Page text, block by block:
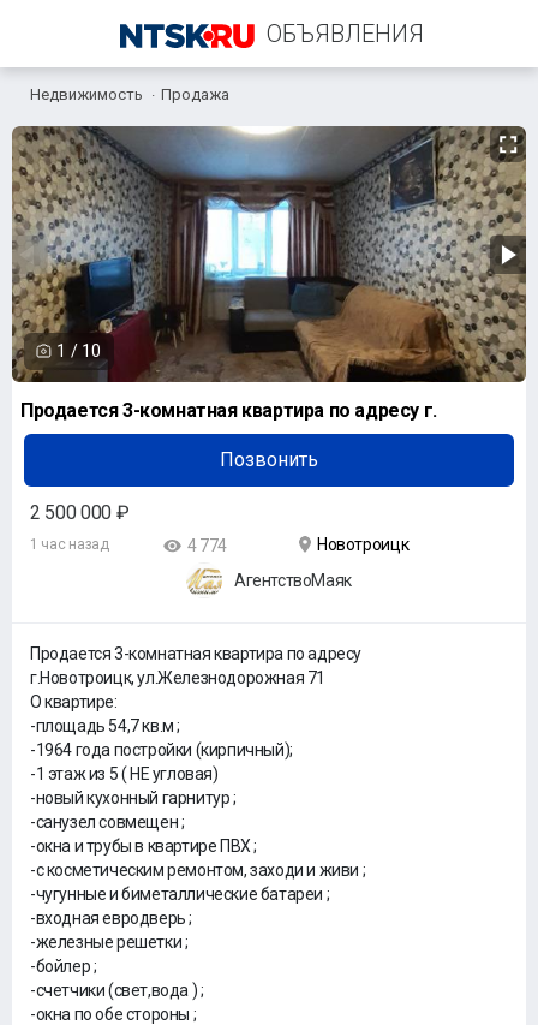
ОБЪЯВЛЕНИЯ
+7 (958) 838-38-73
Недвижимость Продажа
1 / 10
Продается 3-комнатная квартира по адресу г.
Позвонить
2 500 000 ₽
1 час назад 4 774
Новотроицк
АгентствоМаяк
Продается 3-комнатная квартира по адресу
г.Новотроицк, ул.Железнодорожная 71
О квартире:
-площадь 54,7 кв.м ;
-1964 года постройки (кирпичный);
-1 этаж из 5 ( НЕ угловая)
-новый кухонный гарнитур ;
-санузел совмещен ;
-окна и трубы в квартире ПВХ ;
-с косметическим ремонтом, заходи и живи ;
-чугунные и биметаллические батареи ;
-входная евродверь ;
-железные решетки ;
-бойлер ;
-счетчики (свет,вода ) ;
-окна по обе стороны ;